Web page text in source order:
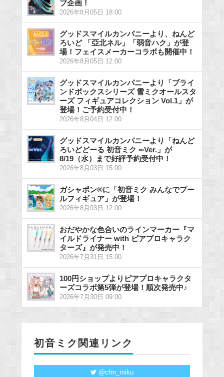
ブ企画！
2026年8月05日 18:00
グッドスマイルカンパニーより、ねんど
ろいど 「亞北ネル」「弱音ハク」が登
場！フェイスメーカーコラボも開催中！
2026年8月05日 12:00
グッドスマイルカンパニーより「ブライ
ンドボックスシリーズ 雪ミクオールスタ
ーズ フィギュアコレクション Vol.1」が
登場！ご予約受付中！
2026年8月04日 12:00
グッドスマイルカンパニーより「ねんど
ろいどどーる 初音ミク ∞Ver.」が
8/19（水）まで好評予約受付中！
2026年8月03日 15:00
ガシャポン®に「初音ミク みんなでプー
ルフィギュア」が登場！
2026年8月03日 12:00
おだやかな色合いのラインマーカー『マ
イルドライナー with ピアプロキャラク
ターズ』が発売中！
2026年7月31日 15:00
100円ショップよりピアプロキャラクタ
ーズコラボ第5弾が登場！順次発売中♪
2026年7月30日 09:00
初音ミク関連リンク
@cfm_miku